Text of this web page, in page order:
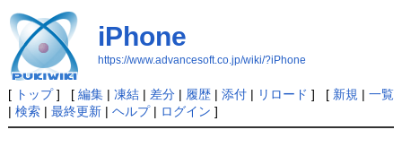
iPhone
https://www.advancesoft.co.jp/wiki/?iPhone
[ トップ] [ 編集| 凍結| 差分| 履歴| 添付| リロード ] [ 新規 | 一覧
| 検索| 最終更新| ヘルプ| ログイン ]